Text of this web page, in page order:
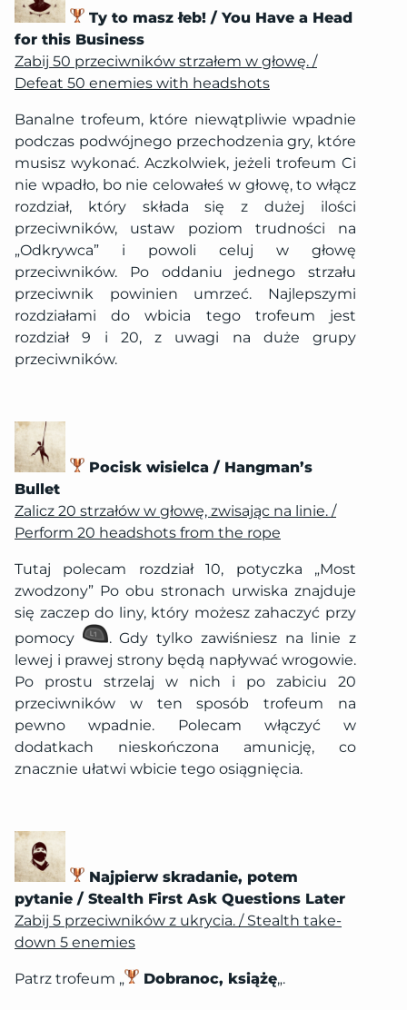
Ty to masz łeb! / You Have a Head
for this Business
Zabij 50 przeciwników strzałem w głowę. /
Defeat 50 enemies with headshots
Banalne trofeum, które niewątpliwie wpadnie
podczas podwójnego przechodzenia gry, które
musisz wykonać. Aczkolwiek, jeżeli trofeum Ci
nie wpadło, bo nie celowałeś w głowę, to włącz
rozdział, który składa się z dużej ilości
przeciwników, ustaw poziom trudności na
„Odkrywca” i powoli celuj w głowę
przeciwników. Po oddaniu jednego strzału
przeciwnik powinien umrzeć. Najlepszymi
rozdziałami do wbicia tego trofeum jest
rozdział 9 i 20, z uwagi na duże grupy
przeciwników.
Pocisk wisielca / Hangman’s
Bullet
Zalicz 20 strzałów w głowę, zwisając na linie. /
Perform 20 headshots from the rope
Tutaj polecam rozdział 10, potyczka „Most
zwodzony” Po obu stronach urwiska znajduje
się zaczep do liny, który możesz zahaczyć przy
pomocy
. Gdy tylko zawiśniesz na linie z
lewej i prawej strony będą napływać wrogowie.
Po prostu strzelaj w nich i po zabiciu 20
przeciwników w ten sposób trofeum na
pewno wpadnie. Polecam włączyć w
dodatkach nieskończona amunicję, co
znacznie ułatwi wbicie tego osiągnięcia.
Najpierw skradanie, potem
pytanie / Stealth First Ask Questions Later
Zabij 5 przeciwników z ukrycia. / Stealth take-
down 5 enemies
Patrz trofeum „ Dobranoc, książę„.